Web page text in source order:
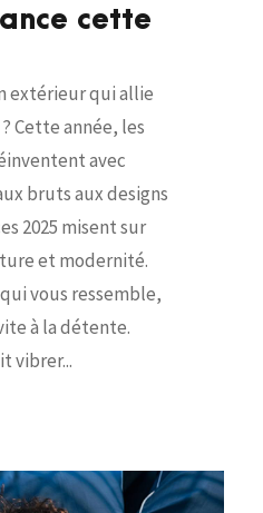
cette
extérieur qui allie
Cette année, les
avec
bruts aux designs
2025 misent sur
et modernité.
vous ressemble,
à la détente.
vibrer...